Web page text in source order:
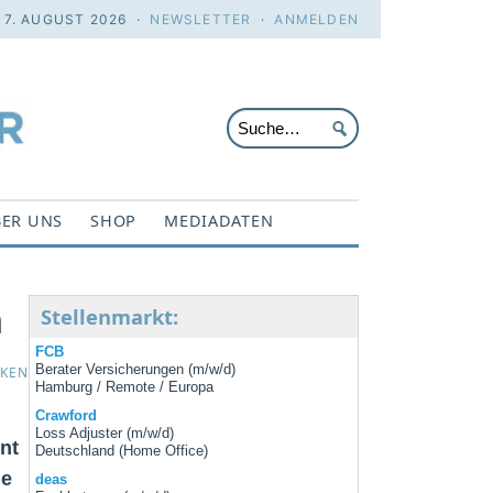
7. AUGUST 2026 · NEWSLETTER ·ANMELDEN
UNS SHOP MEDIADATEN
Stellenmarkt:
FCB
Berater Versicherungen (m/w/d)
Hamburg / Remote / Europa
Crawford
Loss Adjuster (m/w/d)
Deutschland (Home Office)
deas